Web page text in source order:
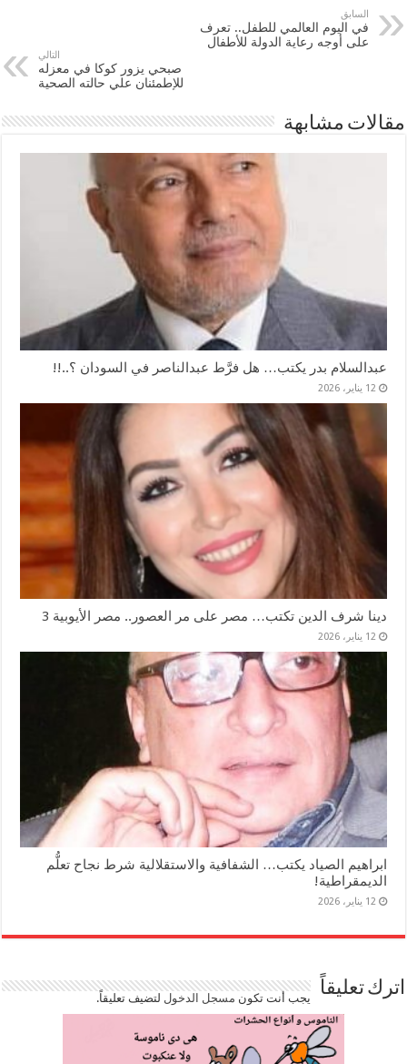
السابق
في اليوم العالمي للطفل.. تعرف
على أوجه رعاية الدولة للأطفال
التالي
صبحي يزور كوكا في معزله
للإطمئنان علي حالته الصحية
مقالات مشابهة
عبدالسلام بدر يكتب… هل فرَّط عبدالناصر في السودان ؟..!!
12 يناير، 2026
دينا شرف الدين تكتب… مصر على مر العصور.. مصر الأيوبية 3
12 يناير، 2026
ابراهيم الصياد يكتب… الشفافية والاستقلالية شرط نجاح تعلُّم
الديمقراطية!
12 يناير، 2026
اترك تعليقاً يجب أنت تكون مسجل الدخوللتضيف تعليقاً.